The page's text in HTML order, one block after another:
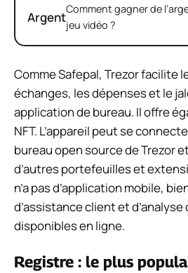
ArgentComment gagner de
jeu vidéo ?
Comme Safepal, Trezor facilite
échanges, les dépenses et le
application de bureau. Il offre
NFT. L’appareil peut se
bureau open source de Trezor
d’autres portefeuilles et
n’a pas d’application mobile,
d’assistance client et
disponibles en ligne.
Registre : le plus